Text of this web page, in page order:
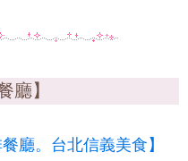
廳】
廳。台北信義美食】